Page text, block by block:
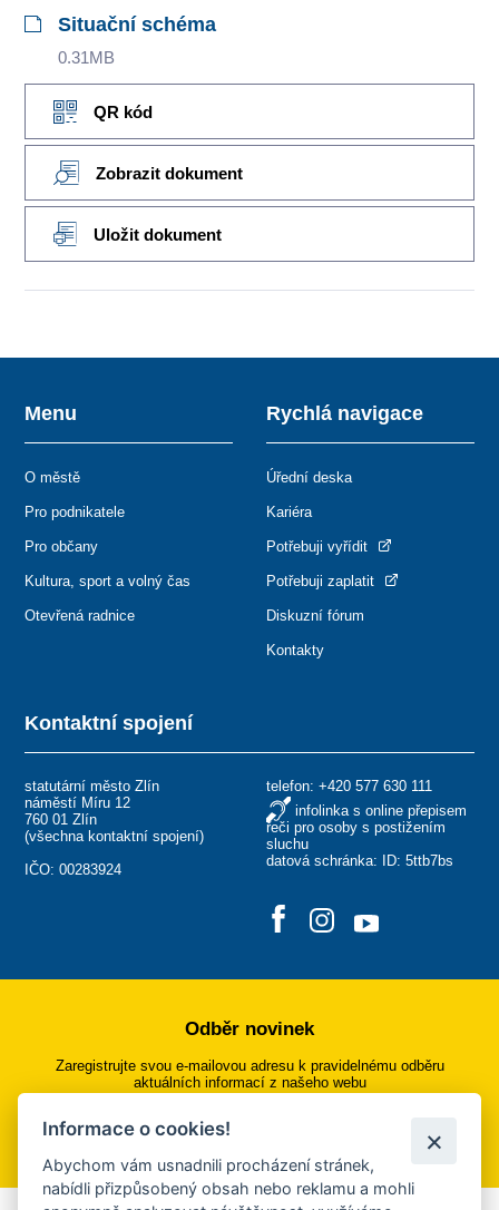
Situační schéma
0.31MB
QR kód
Zobrazit dokument
Uložit dokument
Kontaktní spojení
statutární město Zlín
náměstí Míru 12
760 01 Zlín
(všechna kontaktní spojení)
IČO: 00283924
telefon: +420 577 630 111
infolinka s online přepisem
řeči pro osoby s postižením
sluchu
datová schránka: ID: 5ttb7bs
Menu
O městě
Pro podnikatele
Pro občany
Kultura, sport a volný čas
Otevřená radnice
Rychlá navigace
Úřední deska
Kariéra
Potřebuji vyřídit
Potřebuji zaplatit
Diskuzní fórum
Kontakty
Odběr novinek
Zaregistrujte svou e-mailovou adresu k pravidelnému odběru
aktuálních informací z našeho webu
Přihlásit se k odběru
Informace o cookies!
Abychom vám usnadnili procházení stránek,
nabídli přizpůsobený obsah nebo reklamu a mohli